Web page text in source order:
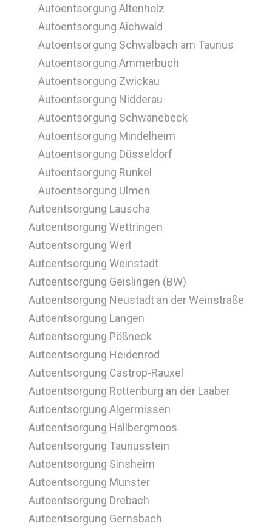
Autoentsorgung Altenholz
Autoentsorgung Aichwald
Autoentsorgung Schwalbach am Taunus
Autoentsorgung Ammerbuch
Autoentsorgung Zwickau
Autoentsorgung Nidderau
Autoentsorgung Schwanebeck
Autoentsorgung Mindelheim
Autoentsorgung Düsseldorf
Autoentsorgung Runkel
Autoentsorgung Ulmen
Autoentsorgung Lauscha
Autoentsorgung Wettringen
Autoentsorgung Werl
Autoentsorgung Weinstadt
Autoentsorgung Geislingen (BW)
Autoentsorgung Neustadt an der Weinstraße
Autoentsorgung Langen
Autoentsorgung Pößneck
Autoentsorgung Heidenrod
Autoentsorgung Castrop-Rauxel
Autoentsorgung Rottenburg an der Laaber
Autoentsorgung Algermissen
Autoentsorgung Hallbergmoos
Autoentsorgung Taunusstein
Autoentsorgung Sinsheim
Autoentsorgung Munster
Autoentsorgung Drebach
Autoentsorgung Gernsbach